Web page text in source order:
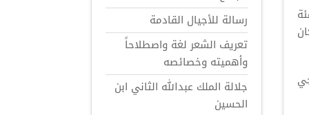
لا تزال قائمة، إذ يفتقر 40 بالمئة
رسالة للأجيال القادمة
تعريف الشعر لغة واصطلاحاً
وأهميته وخصائصه
جلالة الملك عبدالله الثاني ابن
الحسين